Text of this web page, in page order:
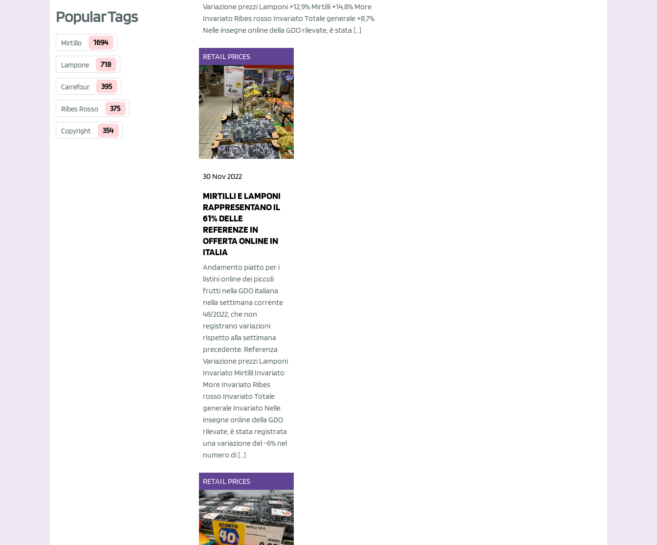
Popular Tags
Mirtillo 1694
Lampone 718
Carrefour 395
Ribes Rosso 375
Copyright 354
Variazione prezzi Lamponi +12,9% Mirtilli +14,8% More
Invariato Ribes rosso Invariato Totale generale +8,7%
Nelle insegne online della GDO rilevate, è stata […]
RETAIL PRICES
30 Nov 2022
MIRTILLI E LAMPONI
RAPPRESENTANO IL
61% DELLE
REFERENZE IN
OFFERTA ONLINE IN
ITALIA
Andamento piatto per i
listini online dei piccoli
frutti nella GDO italiana
nella settimana corrente
48/2022, che non
registrano variazioni
rispetto alla settimana
precedente. Referenza
Variazione prezzi Lamponi
Invariato Mirtilli Invariato
More Invariato Ribes
rosso Invariato Totale
generale Invariato Nelle
insegne online della GDO
rilevate, è stata registrata
una variazione del -6% nel
numero di […]
RETAIL PRICES